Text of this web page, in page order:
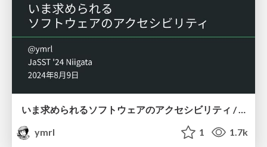
ymrl
1 1.7k